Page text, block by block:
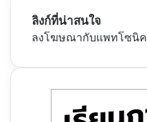
ลิงก์ที่น่าสนใจ
ลงโฆษณากับแพทโซนิค